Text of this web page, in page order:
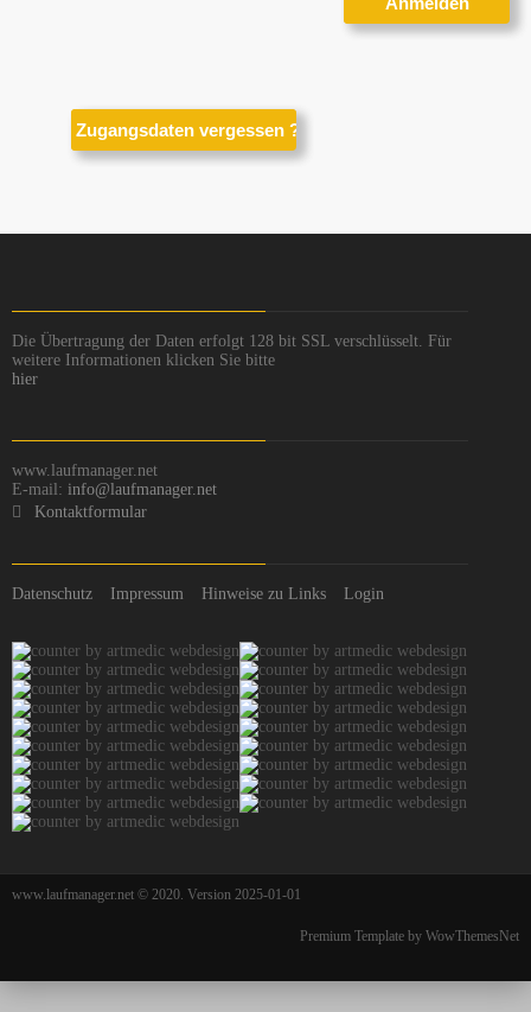
Die Übertragung der Daten erfolgt 128 bit SSL verschlüsselt. Für
weitere Informationen klicken Sie bitte
hier
www.laufmanager.net
E-mail: info@laufmanager.net
Kontaktformular
Datenschutz Impressum Hinweise zu Links Login
www.laufmanager.net © 2020. Version 2025-01-01
Premium Template by WowThemesNet